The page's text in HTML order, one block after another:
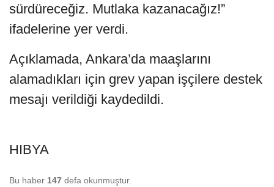
sürdüreceğiz. Mutlaka kazanacağız!”
ifadelerine yer verdi.
Açıklamada, Ankara’da maaşlarını
alamadıkları için grev yapan işçilere destek
mesajı verildiği kaydedildi.
HIBYA
Bu haber 147 defa okunmuştur.